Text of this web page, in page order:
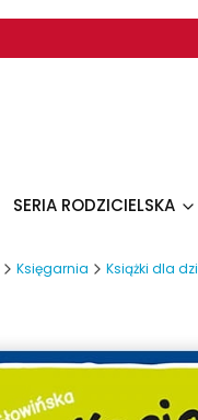
SERIA RODZICIELSKA
Księgarnia Książki dla